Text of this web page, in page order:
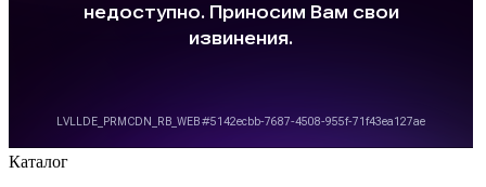
Каталог